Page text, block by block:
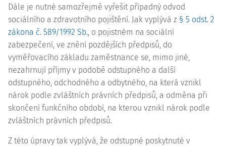
Dále je nutné samozřejmě vyřešit případný odvod
sociálního a zdravotního pojištění. Jak vyplývá z § 5 odst. 2
zákona č. 589/1992 Sb., o pojistném na sociální
zabezpečení, ve znění pozdějších předpisů, do
vyměřovacího základu zaměstnance se, mimo jiné,
nezahrnují příjmy v podobě odstupného a další
odstupného, odchodného a odbytného, na která vznikl
nárok podle zvláštních právních předpisů, a odměna při
skončení funkčního období, na kterou vznikl nárok podle
zvláštních právních předpisů.
Z této úpravy tak vyplývá, že odstupné poskytnuté v